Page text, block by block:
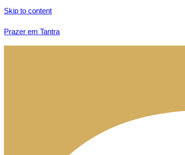
Skip to content
Prazer em Tantra